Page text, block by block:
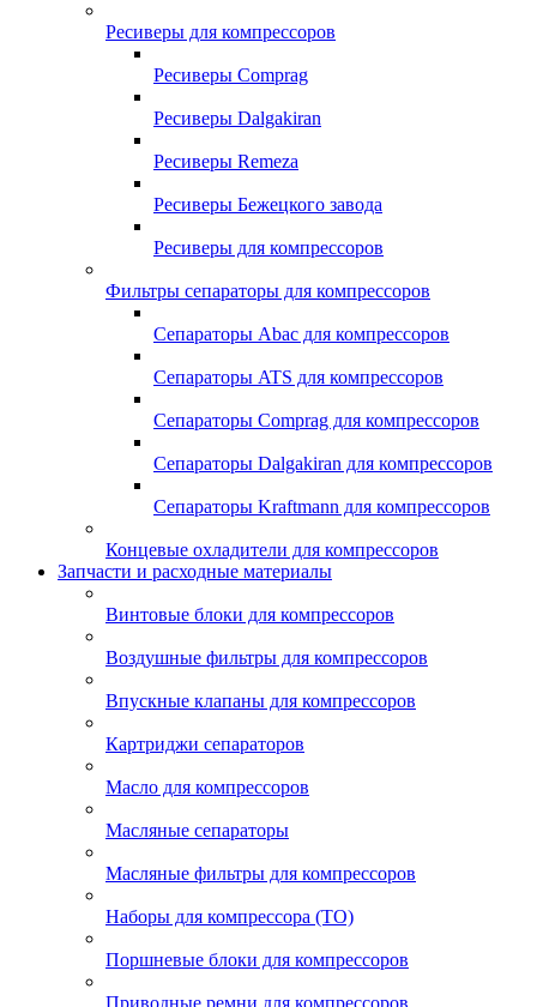
Ресиверы для компрессоров
Ресиверы Comprag
Ресиверы Dalgakiran
Ресиверы Remeza
Ресиверы Бежецкого завода
Ресиверы для компрессоров
Фильтры сепараторы для компрессоров
Сепараторы Abac для компрессоров
Сепараторы ATS для компрессоров
Сепараторы Comprag для компрессоров
Сепараторы Dalgakiran для компрессоров
Сепараторы Kraftmann для компрессоров
Концевые охладители для компрессоров
Запчасти и расходные материалы
Винтовые блоки для компрессоров
Воздушные фильтры для компрессоров
Впускные клапаны для компрессоров
Картриджи сепараторов
Масло для компрессоров
Масляные сепараторы
Масляные фильтры для компрессоров
Наборы для компрессора (ТО)
Поршневые блоки для компрессоров
Приводные ремни для компрессоров